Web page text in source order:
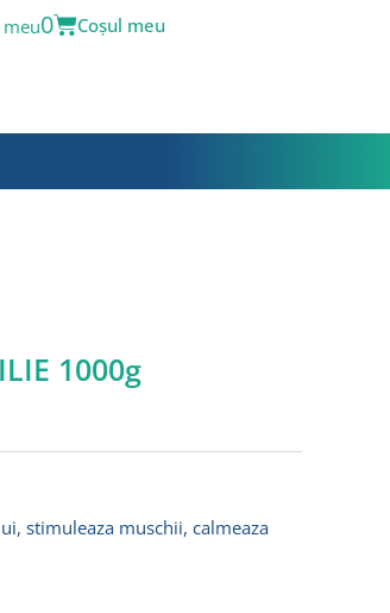
0
Basket
1000g
stimuleaza muschii, calmeaza